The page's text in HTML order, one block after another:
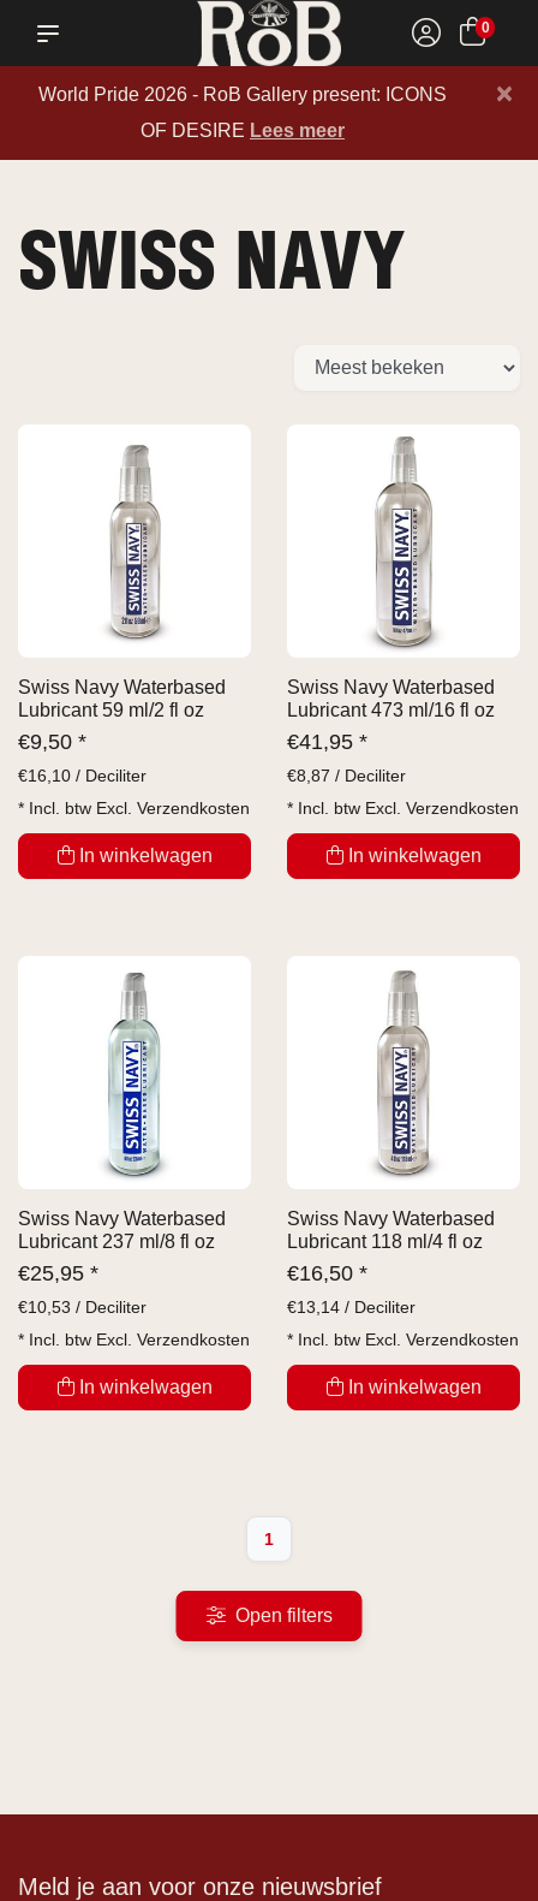
0
World Pride 2026 - RoB Gallery present: ICONS
OF DESIRE Lees meer
×
SWISS NAVY
Swiss Navy Waterbased
Lubricant 59 ml/2 fl oz
€9,50 *
€16,10 / Deciliter
* Incl. btw Excl. Verzendkosten
In winkelwagen
Swiss Navy Waterbased
Lubricant 473 ml/16 fl oz
€41,95 *
€8,87 / Deciliter
* Incl. btw Excl. Verzendkosten
In winkelwagen
Swiss Navy Waterbased
Lubricant 237 ml/8 fl oz
€25,95 *
€10,53 / Deciliter
* Incl. btw Excl. Verzendkosten
In winkelwagen
Swiss Navy Waterbased
Lubricant 118 ml/4 fl oz
€16,50 *
€13,14 / Deciliter
* Incl. btw Excl. Verzendkosten
In winkelwagen
1
Open filters
Meld je aan voor onze nieuwsbrief